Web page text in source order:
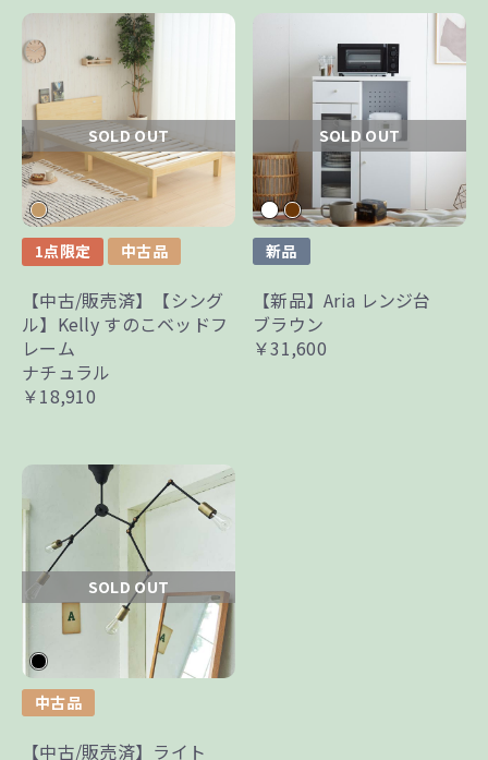
SOLD OUT
1点限定 中古品
【中古/販売済】【シング
ル】Kelly すのこベッドフ
レーム
ナチュラル
￥18,910
SOLD OUT
新品
【新品】Aria レンジ台
ブラウン
￥31,600
SOLD OUT
中古品
【中古/販売済】ライト